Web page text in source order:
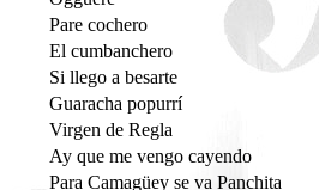
Pare cochero
El cumbanchero
Si llego a besarte
Guaracha popurrí
Virgen de Regla
Ay que me vengo cayendo
Para Camagüey se va Panchita